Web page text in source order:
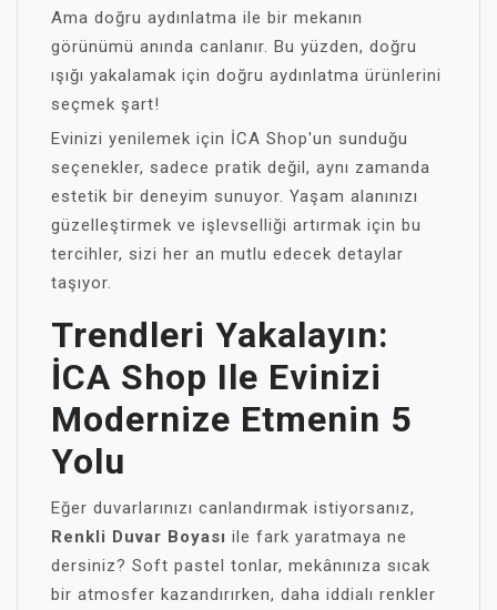
Ama doğru aydınlatma ile bir mekanın
görünümü anında canlanır. Bu yüzden, doğru
ışığı yakalamak için doğru aydınlatma ürünlerini
seçmek şart!
Evinizi yenilemek için İCA Shop'un sunduğu
seçenekler, sadece pratik değil, aynı zamanda
estetik bir deneyim sunuyor. Yaşam alanınızı
güzelleştirmek ve işlevselliği artırmak için bu
tercihler, sizi her an mutlu edecek detaylar
taşıyor.
Trendleri Yakalayın:
İCA Shop Ile Evinizi
Modernize Etmenin 5
Yolu
Eğer duvarlarınızı canlandırmak istiyorsanız,
Renkli Duvar Boyası ile fark yaratmaya ne
dersiniz? Soft pastel tonlar, mekânınıza sıcak
bir atmosfer kazandırırken, daha iddialı renkler